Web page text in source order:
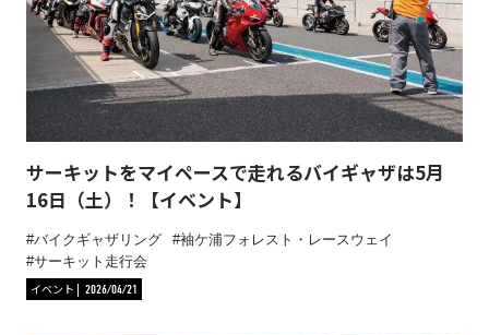
サーキットをマイペースで走れるバイギャザは5月
16日（土）！【イベント】
バイクギャザリング
袖ケ浦フォレスト・レースウェイ
サーキット走行会
イベント
2026/04/21